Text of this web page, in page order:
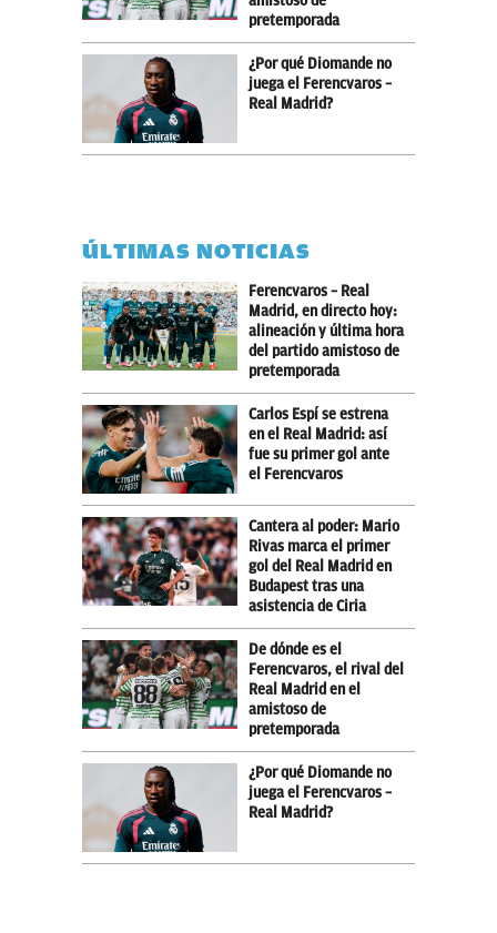
pretemporada
¿Por qué Diomande no
juega el Ferencvaros –
Real Madrid?
ÚLTIMAS NOTICIAS
Ferencvaros – Real
Madrid, en directo hoy:
alineación y última hora
del partido amistoso de
pretemporada
Carlos Espí se estrena
en el Real Madrid: así
fue su primer gol ante
el Ferencvaros
Cantera al poder: Mario
Rivas marca el primer
gol del Real Madrid en
Budapest tras una
asistencia de Ciria
De dónde es el
Ferencvaros, el rival del
Real Madrid en el
amistoso de
pretemporada
¿Por qué Diomande no
juega el Ferencvaros –
Real Madrid?